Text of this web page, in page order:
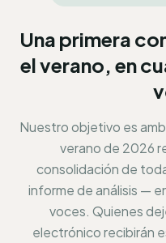
Una primera
el verano, en
Nuestro objetivo es
verano de 2026
consolidación de
informe de análisis —
voces. Quienes
electrónico recibirán